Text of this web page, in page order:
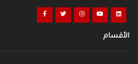
الأقسام